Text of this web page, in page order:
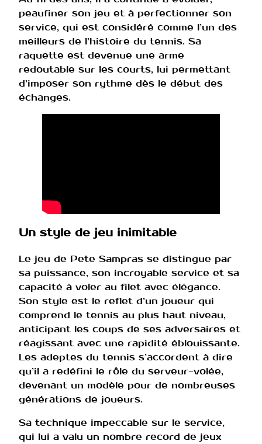
peaufiner son jeu et à perfectionner son
service, qui est considéré comme l’un des
meilleurs de l’histoire du tennis. Sa
raquette est devenue une arme
redoutable sur les courts, lui permettant
d’imposer son rythme dès le début des
échanges.
Un style de jeu inimitable
Le jeu de Pete Sampras se distingue par
sa puissance, son incroyable service et sa
capacité à voler au filet avec élégance.
Son style est le reflet d’un joueur qui
comprend le tennis au plus haut niveau,
anticipant les coups de ses adversaires et
réagissant avec une rapidité éblouissante.
Les adeptes du tennis s’accordent à dire
qu’il a redéfini le rôle du serveur-volée,
devenant un modèle pour de nombreuses
générations de joueurs.
Sa technique impeccable sur le service,
qui lui a valu un nombre record de jeux